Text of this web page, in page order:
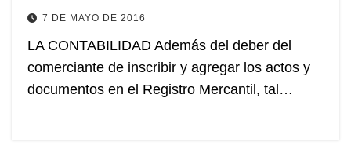
7 DE MAYO DE 2016
LA CONTABILIDAD Además del deber del
comerciante de inscribir y agregar los actos y
documentos en el Registro Mercantil, tal…